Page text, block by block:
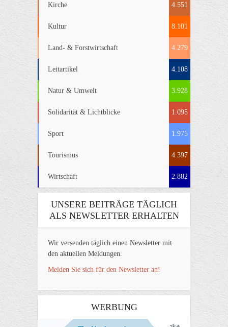
Kirche 4.551
Kultur 8.101
Land- & Forstwirtschaft 4.279
Leitartikel 4.108
Natur & Umwelt 3.928
Solidarität & Lichtblicke 1.095
Sport 1.975
Tourismus 4.397
Wirtschaft 2.882
UNSERE BEITRÄGE TÄGLICH
ALS NEWSLETTER ERHALTEN
Wir versenden täglich einen Newsletter mit
den aktuellen Meldungen.
Melden Sie sich für den Newsletter an!
WERBUNG